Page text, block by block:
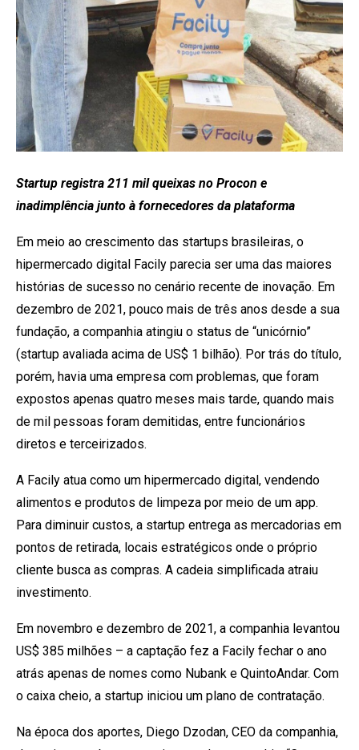
Startup registra 211 mil queixas no Procon e
inadimplência junto à fornecedores da plataforma
Em meio ao crescimento das startups brasileiras, o
hipermercado digital Facily parecia ser uma das maiores
histórias de sucesso no cenário recente de inovação. Em
dezembro de 2021, pouco mais de três anos desde a sua
fundação, a companhia atingiu o status de “unicórnio”
(startup avaliada acima de US$ 1 bilhão). Por trás do título,
porém, havia uma empresa com problemas, que foram
expostos apenas quatro meses mais tarde, quando mais
de mil pessoas foram demitidas, entre funcionários
diretos e terceirizados.
A Facily atua como um hipermercado digital, vendendo
alimentos e produtos de limpeza por meio de um app.
Para diminuir custos, a startup entrega as mercadorias em
pontos de retirada, locais estratégicos onde o próprio
cliente busca as compras. A cadeia simplificada atraiu
investimento.
Em novembro e dezembro de 2021, a companhia levantou
US$ 385 milhões – a captação fez a Facily fechar o ano
atrás apenas de nomes como Nubank e QuintoAndar. Com
o caixa cheio, a startup iniciou um plano de contratação.
Na época dos aportes, Diego Dzodan, CEO da companhia,